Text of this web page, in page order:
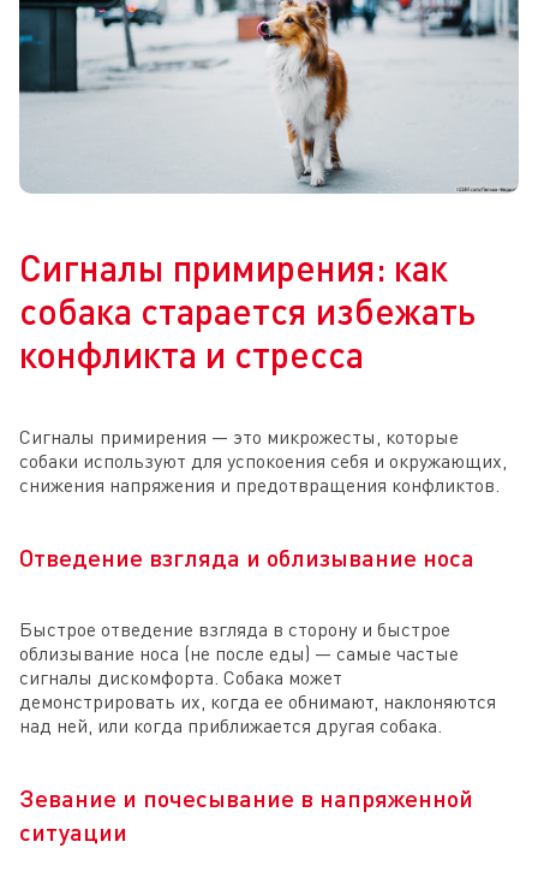
Сигналы примирения: как
собака старается избежать
конфликта и стресса
Сигналы примирения — это микрожесты, которые
собаки используют для успокоения себя и окружающих,
снижения напряжения и предотвращения конфликтов.
Отведение взгляда и облизывание носа
Быстрое отведение взгляда в сторону и быстрое
облизывание носа (не после еды) — самые частые
сигналы дискомфорта. Собака может
демонстрировать их, когда ее обнимают, наклоняются
над ней, или когда приближается другая собака.
Зевание и почесывание в напряженной
ситуации